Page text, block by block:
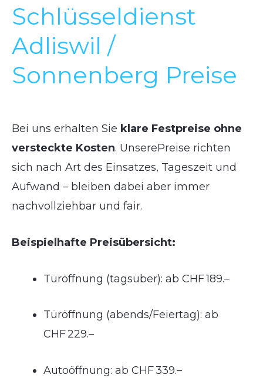
Schlüsseldienst
Adliswil /
Sonnenberg Preise
Bei uns erhalten Sie klare Festpreise ohne
versteckte Kosten. UnserePreise richten
sich nach Art des Einsatzes, Tageszeit und
Aufwand – bleiben dabei aber immer
nachvollziehbar und fair.
Beispielhafte Preisübersicht:
Türöffnung (tagsüber): ab CHF 189.–
Türöffnung (abends/Feiertag): ab
CHF 229.–
Autoöffnung: ab CHF 339.–